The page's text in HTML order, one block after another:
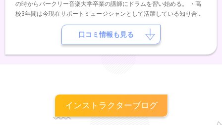
の時からバークリー音楽大学卒業の講師にドラムを習い始める。 ・高
校3年間は今現在サポートミュージシャンとして活躍している知り合い
の方にドラムを習い始める。 ・高校卒業後は甲陽音楽&ダンス専門学校
に入学し、様々なジャズやボサノバ、ラテンなど、様々なジャンルの音
楽を勉強する。 ・専門学校在学中、バークリー音楽大学のオーディシ
ョンを受け、現役合格 (奨学金$8000獲得)
口コミ情報も見る
インストラクターブログ